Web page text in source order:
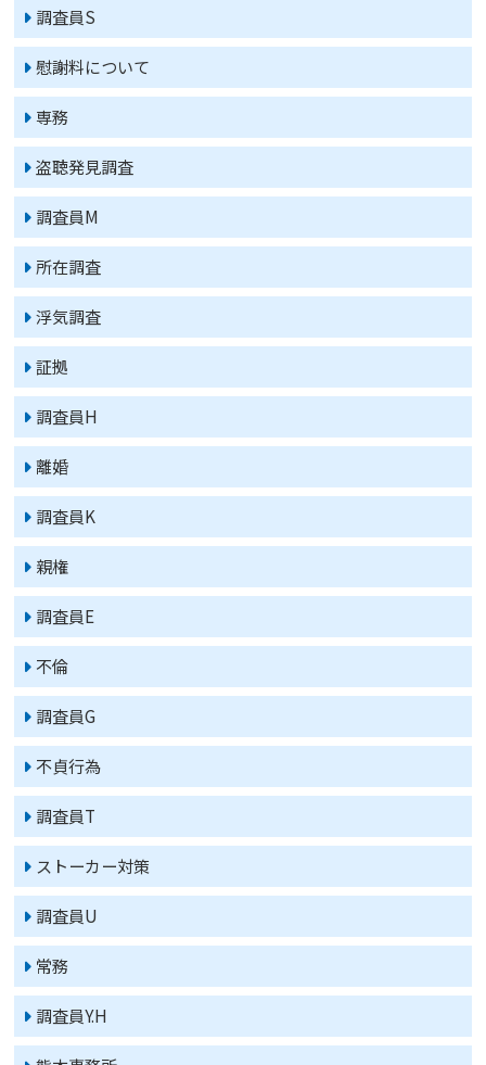
調査員S
慰謝料について
専務
盗聴発見調査
調査員M
所在調査
浮気調査
証拠
調査員H
離婚
調査員K
親権
調査員E
不倫
調査員G
不貞行為
調査員T
ストーカー対策
調査員U
常務
調査員Y.H